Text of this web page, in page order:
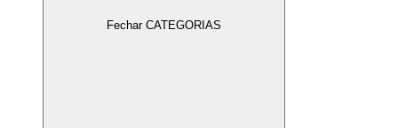
Fechar CATEGORIAS